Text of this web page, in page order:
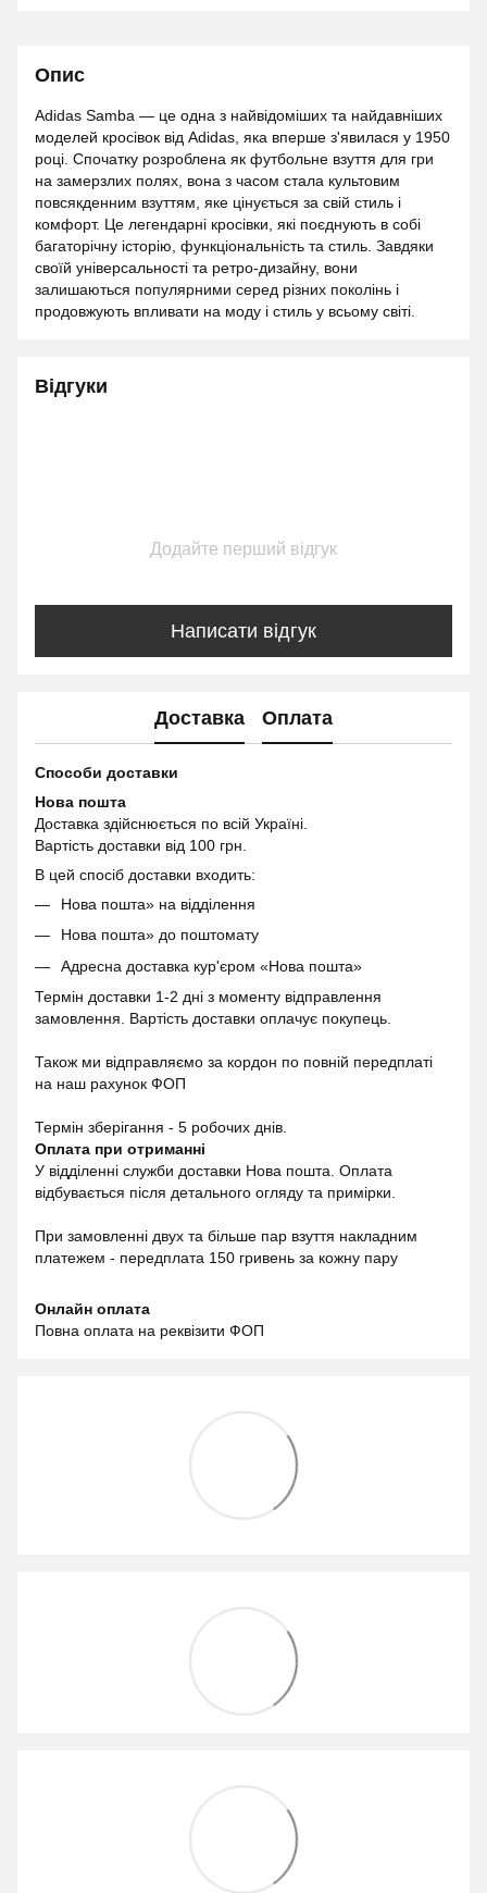
Опис
Adidas Samba — це одна з найвідоміших та найдавніших
моделей кросівок від Adidas, яка вперше з'явилася у 1950
році. Спочатку розроблена як футбольне взуття для гри
на замерзлих полях, вона з часом стала культовим
повсякденним взуттям, яке цінується за свій стиль і
комфорт. Це легендарні кросівки, які поєднують в собі
багаторічну історію, функціональність та стиль. Завдяки
своїй універсальності та ретро-дизайну, вони
залишаються популярними серед різних поколінь і
продовжують впливати на моду і стиль у всьому світі.
Відгуки
Додайте перший відгук
Написати відгук
Доставка Оплата
Способи доставки
Нова пошта
Доставка здійснюється по всій Україні.
Вартість доставки від 100 грн.
В цей спосіб доставки входить:
Нова пошта» на відділення
Нова пошта» до поштомату
Адресна доставка кур'єром «Нова пошта»
Термін доставки 1-2 дні з моменту відправлення
замовлення. Вартість доставки оплачує покупець.
Також ми відправляємо за кордон по повній передплаті
на наш рахунок ФОП
Термін зберігання - 5 робочих днів.
Оплата при отриманні
У відділенні служби доставки Нова пошта. Оплата
відбувається після детального огляду та примірки.
При замовленні двух та більше пар взуття накладним
платежем - передплата 150 гривень за кожну пару
Онлайн оплата
Повна оплата на реквізити ФОП